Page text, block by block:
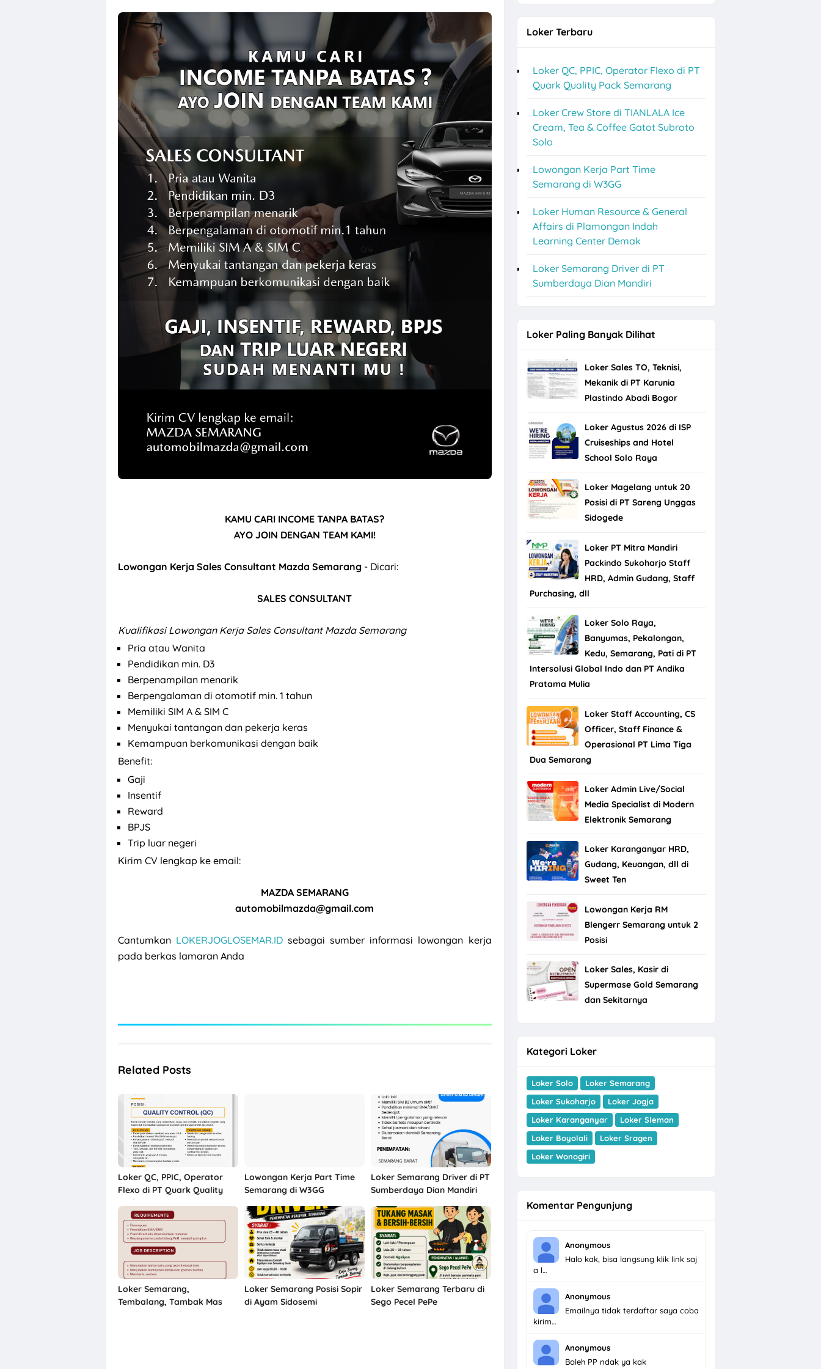
Loker Semarang Terbaru di Sego Pecel PePe
Loker Solo Raya Lulusan S1 di Cerita Rasa Catering & Meeting Room
Loker Bali Driver, Helper, Admin Cabang & Backup di PT Indonesia Plafon Semesta
Loker Agustus 2026 di Astra Daihatsu Klaten & Solo
Loker Karanganyar HRD, Gudang, Keuangan, dll di Sweet Ten
Lowongan Kerja F&B Solo dan Sukoharjo di Es Teh Mas Karebet
Loker Solo Bulan Agustus 2026 di Kosi Kost
Loker Pabrik Pipa PVC Sukoharjo di PT Damai Global Synergy
Lowongan Kerja 10 Posisi di Candi Elektronik Sukoharjo
Loker Pecel Pepe Semarang Posisi Crew Outlet
Loker Digital Marketing Sukoharjo di PT Elvas Grafika Indonesia
Loker Sukoharjo 5 Posisi CV Tiga Likuid Plastindo & PT Likuid Pharmalab Indonesia
Loker QC, PPIC, Operator Flexo di PT Quark Quality Pack Semarang
KAMU CARI INCOME TANPA BATAS?
AYO JOIN DENGAN TEAM KAMI!
Lowongan Kerja Sales Consultant Mazda Semarang - Dicari:
SALES CONSULTANT
Kualifikasi Lowongan Kerja Sales Consultant Mazda Semarang
Pria atau Wanita
Pendidikan min. D3
Berpenampilan menarik
Berpengalaman di otomotif min. 1 tahun
Memiliki SIM A & SIM C
Menyukai tantangan dan pekerja keras
Kemampuan berkomunikasi dengan baik
Benefit:
Gaji
Insentif
Reward
BPJS
Trip luar negeri
Kirim CV lengkap ke email:
MAZDA SEMARANG
automobilmazda@gmail.com
Cantumkan LOKERJOGLOSEMAR.ID sebagai sumber informasi lowongan kerja
pada berkas lamaran Anda
Related Posts
Loker QC, PPIC, Operator
Flexo di PT Quark Quality
Pack Semarang
Lowongan Kerja Part Time
Semarang di W3GG
Loker Semarang Driver di PT
Sumberdaya Dian Mandiri
Loker Semarang,
Tembalang, Tambak Mas
untuk 3 Posisi di CV Pesta
Loker Semarang Posisi Sopir
di Ayam Sidosemi
Loker Semarang Terbaru di
Sego Pecel PePe
Loker Terbaru
Loker QC, PPIC, Operator Flexo di PT
Quark Quality Pack Semarang
Loker Crew Store di TIANLALA Ice
Cream, Tea & Coffee Gatot Subroto
Solo
Lowongan Kerja Part Time
Semarang di W3GG
Loker Human Resource & General
Affairs di Plamongan Indah
Learning Center Demak
Loker Semarang Driver di PT
Sumberdaya Dian Mandiri
Loker Paling Banyak Dilihat
Loker Sales TO, Teknisi,
Mekanik di PT Karunia
Plastindo Abadi Bogor
Loker Agustus 2026 di ISP
Cruiseships and Hotel
School Solo Raya
Loker Magelang untuk 20
Posisi di PT Sareng Unggas
Sidogede
Loker PT Mitra Mandiri
Packindo Sukoharjo Staff
HRD, Admin Gudang, Staff
Purchasing, dll
Loker Solo Raya,
Banyumas, Pekalongan,
Kedu, Semarang, Pati di PT
Intersolusi Global Indo dan PT Andika
Pratama Mulia
Loker Staff Accounting, CS
Officer, Staff Finance &
Operasional PT Lima Tiga
Dua Semarang
Loker Admin Live/Social
Media Specialist di Modern
Elektronik Semarang
Loker Karanganyar HRD,
Gudang, Keuangan, dll di
Sweet Ten
Lowongan Kerja RM
Blengerr Semarang untuk 2
Posisi
Loker Sales, Kasir di
Supermase Gold Semarang
dan Sekitarnya
Kategori Loker
Loker Solo
Loker Semarang
Loker Sukoharjo
Loker Jogja
Loker Karanganyar
Loker Sleman
Loker Boyolali
Loker Sragen
Loker Wonogiri
Komentar Pengunjung
Anonymous
Halo kak, bisa langsung klik link saj
a l…
Anonymous
Emailnya tidak terdaftar saya coba
kirim…
Anonymous
Boleh PP ndak ya kak